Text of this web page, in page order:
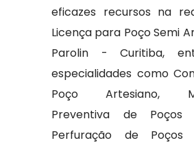
eficazes recursos na
Licença para Poço Semi
Parolin - Curitiba,
especialidades como
Poço Artesiano,
Preventiva de Poços
Perfuração de Poços